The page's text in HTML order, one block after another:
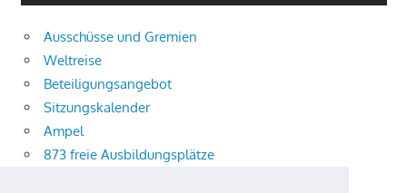
Ausschüsse und Gremien
Weltreise
Beteiligungsangebot
Sitzungskalender
Ampel
873 freie Ausbildungsplätze